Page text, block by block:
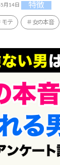
月14日 特徴
モテ 女の本音